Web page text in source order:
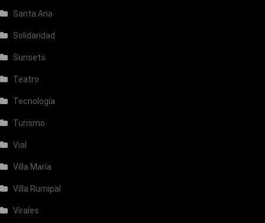
Santa Ana
Solidaridad
Sunsets
Teatro
Tecnología
Turismo
Vial
Villa María
Villa Rumipal
Virales